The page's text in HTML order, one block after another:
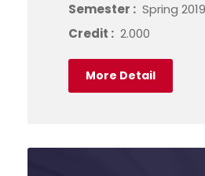
Semester : Spring 2019
Credit : 2.000
More Detail